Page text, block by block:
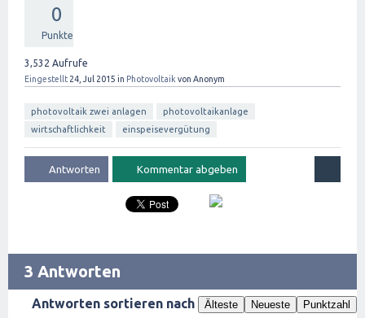
0
Punkte
3,532 Aufrufe
Eingestellt 24, Jul 2015 in Photovoltaik von Anonym
photovoltaik zwei anlagen
photovoltaikanlage
wirtschaftlichkeit
einspeisevergütung
3 Antworten
Antworten sortieren nach Älteste Neueste Punktzahl